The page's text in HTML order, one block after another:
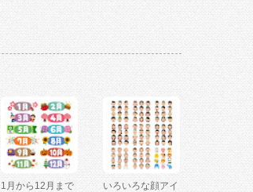
1月から12月まで
いろいろな顔アイ